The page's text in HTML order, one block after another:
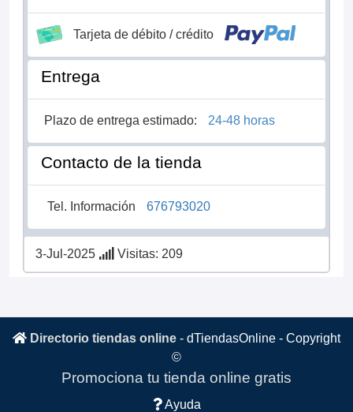
Tarjeta de débito / crédito
Entrega
Plazo de entrega estimado: 24-48 horas
Contacto de la tienda
Tel. Información 676793020
3-Jul-2025 Visitas: 209
Directorio tiendas online - dTiendasOnline - Copyright
©
Promociona tu tienda online gratis
Ayuda